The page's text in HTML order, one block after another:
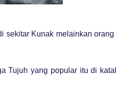
sekitar Kunak melainkan orang
Tujuh yang popular itu di